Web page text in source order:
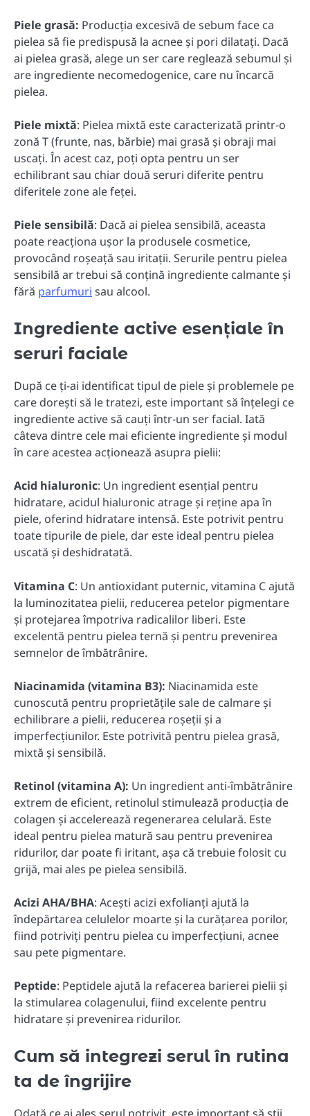
Piele grasă: Producția excesivă de sebum face ca
pielea să fie predispusă la acnee și pori dilatați. Dacă
ai pielea grasă, alege un ser care reglează sebumul și
are ingrediente necomedogenice, care nu încarcă
pielea.
Piele mixtă: Pielea mixtă este caracterizată printr-o
zonă T (frunte, nas, bărbie) mai grasă și obraji mai
uscați. În acest caz, poți opta pentru un ser
echilibrant sau chiar două seruri diferite pentru
diferitele zone ale feței.
Piele sensibilă: Dacă ai pielea sensibilă, aceasta
poate reacționa ușor la produsele cosmetice,
provocând roșeață sau iritații. Serurile pentru pielea
sensibilă ar trebui să conțină ingrediente calmante și
fără parfumuri sau alcool.
Ingrediente active esențiale în
seruri faciale
După ce ți-ai identificat tipul de piele și problemele pe
care dorești să le tratezi, este important să înțelegi ce
ingrediente active să cauți într-un ser facial. Iată
câteva dintre cele mai eficiente ingrediente și modul
în care acestea acționează asupra pielii:
Acid hialuronic: Un ingredient esențial pentru
hidratare, acidul hialuronic atrage și reține apa în
piele, oferind hidratare intensă. Este potrivit pentru
toate tipurile de piele, dar este ideal pentru pielea
uscată și deshidratată.
Vitamina C: Un antioxidant puternic, vitamina C ajută
la luminozitatea pielii, reducerea petelor pigmentare
și protejarea împotriva radicalilor liberi. Este
excelentă pentru pielea ternă și pentru prevenirea
semnelor de îmbătrânire.
Niacinamida (vitamina B3): Niacinamida este
cunoscută pentru proprietățile sale de calmare și
echilibrare a pielii, reducerea roșeții și a
imperfecțiunilor. Este potrivită pentru pielea grasă,
mixtă și sensibilă.
Retinol (vitamina A): Un ingredient anti-îmbătrânire
extrem de eficient, retinolul stimulează producția de
colagen și accelerează regenerarea celulară. Este
ideal pentru pielea matură sau pentru prevenirea
ridurilor, dar poate fi iritant, așa că trebuie folosit cu
grijă, mai ales pe pielea sensibilă.
Acizi AHA/BHA: Acești acizi exfolianți ajută la
îndepărtarea celulelor moarte și la curățarea porilor,
fiind potriviți pentru pielea cu imperfecțiuni, acnee
sau pete pigmentare.
Peptide: Peptidele ajută la refacerea barierei pielii și
la stimularea colagenului, fiind excelente pentru
hidratare și prevenirea ridurilor.
Cum să integrezi serul în rutina
ta de îngrijire